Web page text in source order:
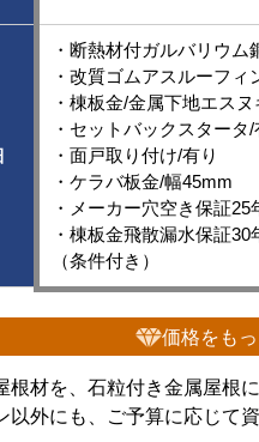
・断熱材付ガルバリウム
・改質ゴムアスルーフィ
・棟板金/金属下地エスヌ
・セットバックスタータ/
・面戸取り付け/有り
・ケラバ板金/幅45mm
・メーカー穴空き保証25
・棟板金飛散漏水保証30
（条件付き）
価格をも
根材を、石粒付き金属屋根
以外にも、ご予算に応じて